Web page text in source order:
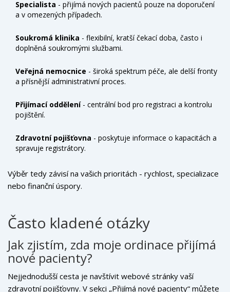
Specialista - přijímá nových pacientů pouze na doporučení
a v omezených případech.
Soukromá klinika - flexibilní, kratší čekací doba, často i
doplněná soukromými službami.
Veřejná nemocnice - široká spektrum péče, ale delší fronty
a přísnější administrativní proces.
Přijímací oddělení- centrální bod pro registraci a kontrolu
pojištění.
Zdravotní pojišťovna - poskytuje informace o kapacitách a
spravuje registrátory.
Výběr tedy závisí na vašich prioritách - rychlost, specializace
nebo finanční úspory.
Často kladené otázky
Jak zjistím, zda moje ordinace přijímá
nové pacienty?
Nejjednodušší cesta je navštívit webové stránky vaší
zdravotní pojišťovny. V sekci „Přijímá nové pacienty“ můžete